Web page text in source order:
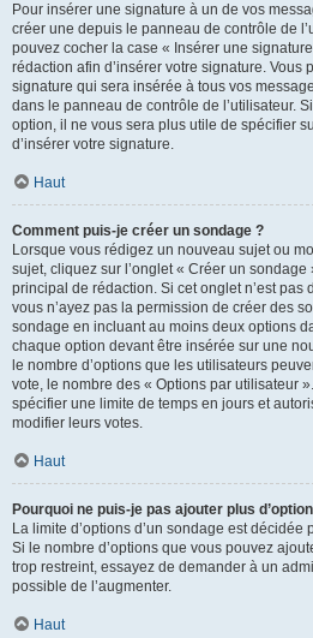
Pour insérer une signature à un de vos
créer une depuis le panneau de contrôle de
pouvez cocher la case « Insérer une
rédaction afin d’insérer votre signature. Vous
signature qui sera insérée à tous vos
dans le panneau de contrôle de l’utilisateur.
option, il ne vous sera plus utile de spécifier
d’insérer votre signature.
Haut
Comment puis-je créer un sondage ?
Lorsque vous rédigez un nouveau sujet ou
sujet, cliquez sur l’onglet « Créer un
principal de rédaction. Si cet onglet n’est pas
vous n’ayez pas la permission de créer des
sondage en incluant au moins deux options
chaque option devant être insérée sur une
le nombre d’options que les utilisateurs
vote, le nombre des « Options par utilisateur
spécifier une limite de temps en jours et
modifier leurs votes.
Haut
Pourquoi ne puis-je pas ajouter plus
La limite d’options d’un sondage est
Si le nombre d’options que vous pouvez
trop restreint, essayez de demander à un
possible de l’augmenter.
Haut